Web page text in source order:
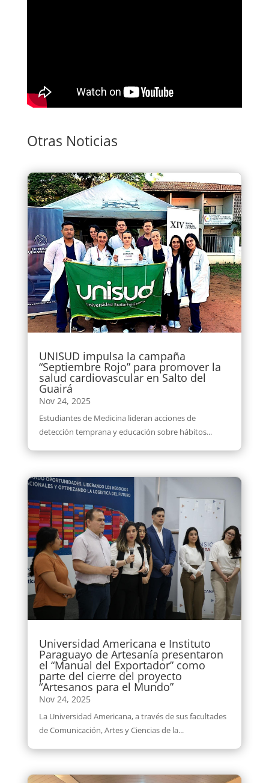
Otras Noticias
UNISUD impulsa la campaña
“Septiembre Rojo” para promover la
salud cardiovascular en Salto del
Guairá
Nov 24, 2025
Estudiantes de Medicina lideran acciones de
detección temprana y educación sobre hábitos...
Universidad Americana e Instituto
Paraguayo de Artesanía presentaron
el “Manual del Exportador” como
parte del cierre del proyecto
“Artesanos para el Mundo”
Nov 24, 2025
La Universidad Americana, a través de sus facultades
de Comunicación, Artes y Ciencias de la...